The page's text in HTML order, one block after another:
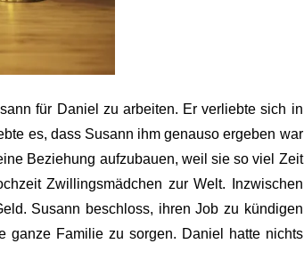
für Daniel zu arbeiten. Er verliebte sich in
es, dass Susann ihm genauso ergeben war
Beziehung aufzubauen, weil sie so viel Zeit
Zwillingsmädchen zur Welt. Inzwischen
Susann beschloss, ihren Job zu kündigen
ganze Familie zu sorgen. Daniel hatte nichts